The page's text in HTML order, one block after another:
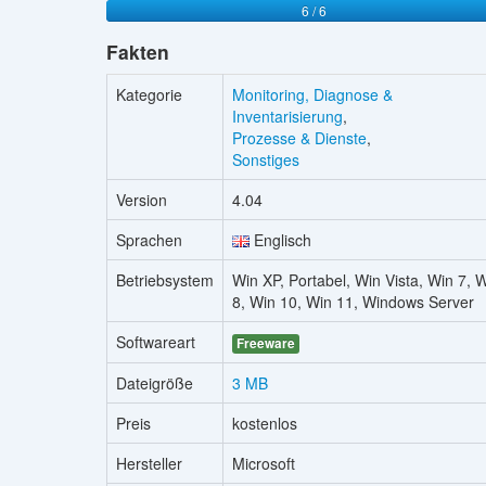
6 / 6
Fakten
Kategorie
Monitoring, Diagnose &
Inventarisierung,
Prozesse & Dienste,
Sonstiges
Version
4.04
Sprachen
Englisch
Betriebsystem
Win XP, Portabel, Win Vista, Win 7,
8, Win 10, Win 11, Windows Server
Softwareart
Freeware
Dateigröße
3 MB
Preis
kostenlos
Hersteller
Microsoft